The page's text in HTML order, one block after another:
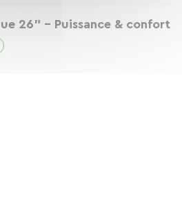
26” – Puissance & confort